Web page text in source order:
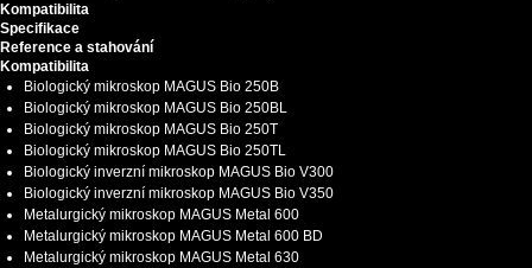
Kompatibilita
Specifikace
Reference a stahování
Kompatibilita
Biologický mikroskop MAGUS Bio 250B
Biologický mikroskop MAGUS Bio 250BL
Biologický mikroskop MAGUS Bio 250T
Biologický mikroskop MAGUS Bio 250TL
Biologický inverzní mikroskop MAGUS Bio V300
Biologický inverzní mikroskop MAGUS Bio V350
Metalurgický mikroskop MAGUS Metal 600
Metalurgický mikroskop MAGUS Metal 600 BD
Metalurgický mikroskop MAGUS Metal 630